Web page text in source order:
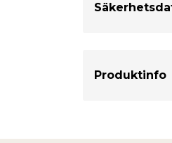
K-36. Mindre
täckmassa K-
med en
Produktinfo